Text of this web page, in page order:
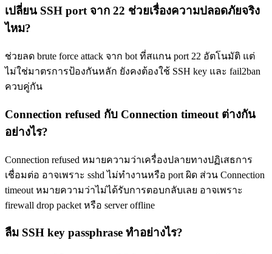
เปลี่ยน SSH port จาก 22 ช่วยเรื่องความปลอดภัยจริง
ไหม?
ช่วยลด brute force attack จาก bot ที่สแกน port 22 อัตโนมัติ แต่
ไม่ใช่มาตรการป้องกันหลัก ยังคงต้องใช้ SSH key และ fail2ban
ควบคู่กัน
Connection refused กับ Connection timeout ต่างกัน
อย่างไร?
Connection refused หมายความว่าเครื่องปลายทางปฏิเสธการ
เชื่อมต่อ อาจเพราะ sshd ไม่ทำงานหรือ port ผิด ส่วน Connection
timeout หมายความว่าไม่ได้รับการตอบกลับเลย อาจเพราะ
firewall drop packet หรือ server offline
ลืม SSH key passphrase ทำอย่างไร?